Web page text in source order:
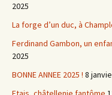
2025
La forge d’un duc, à
Ferdinand Gambon, un
2025
BONNE ANNEE 2025 ! 8